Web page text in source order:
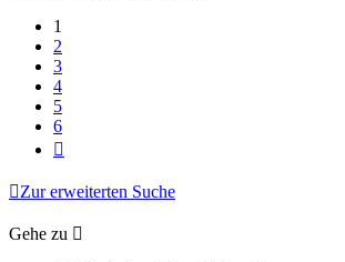
1
2
3
4
5
6
Zur erweiterten Suche
Gehe zu